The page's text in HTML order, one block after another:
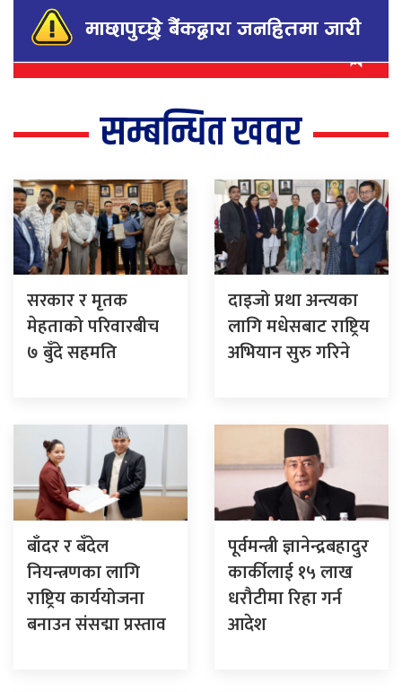
सम्बन्धित खवर
सरकार र मृतक
मेहताको परिवारबीच
७ बुँदे सहमति
दाइजो प्रथा अन्त्यका
लागि मधेसबाट राष्ट्रिय
अभियान सुरु गरिने
बाँदर र बँदेल
नियन्त्रणका लागि
राष्ट्रिय कार्ययोजना
बनाउन संसद्मा प्रस्ताव
पूर्वमन्त्री ज्ञानेन्द्रबहादुर
कार्कीलाई १५ लाख
धरौटीमा रिहा गर्न
आदेश